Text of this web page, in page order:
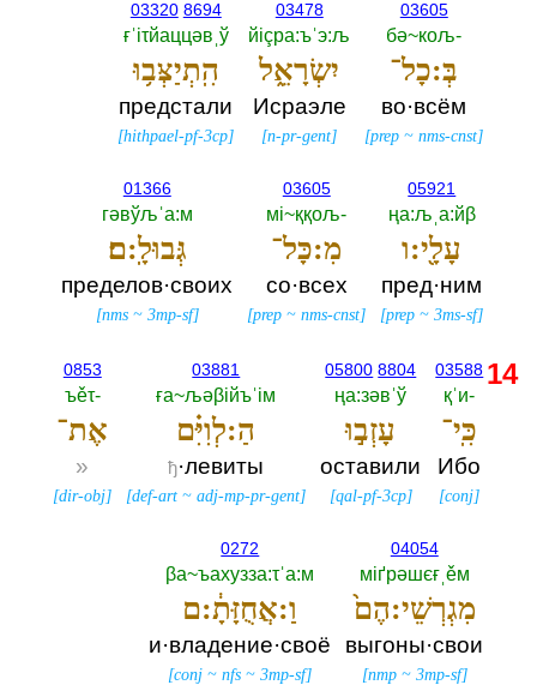
03605
бә~кољ-‎
בְּ:כָל־
во·всём
[prep ~nms-cnst]
03478
йiçра:ъˈэ:љ
יִשְׂרָאֵ֑ל
Исраэле
[n-pr-gent]
03320 8694
ғˈiτйаццәвˌў
הִֽתְיַצְּב֥וּ
предстали
[hithpael-pf-3cp]
05921
ңа:љˌа:йβ
עָלָ֖י:ו
пред·ним
[prep ~3ms-sf]
03605
мi~ққољ-‎
מִ:כָּל־
со·всех
[prep ~nms-cnst]
01366
гәвўљˈа:м
גְּבוּלָֽ:ם׃
пределов·своих
[nms~ 3mp-sf]
03588
қˈи-‎
כִּֽי־
Ибо
[conj]
05800 8804
ңа:зәвˈў
עָזְב֣וּ
оставили
[qal-pf-3cp]
03881
ға~љәβiйъˈiм
הַ:לְוִיִּ֗ם
ђ·левиты
[def-art ~adj-mp-pr-gent]
0853
ъěτ-‎
אֶת־
»
[dir-obj]
04054
мiґрәшєғˌěм
מִגְרְשֵׁי:הֶם֙
выгоны·свои
[nmp~ 3mp-sf]
0272
βа~ъахузза:τˈа:м
וַ:אֲחֻזָּתָ֔:ם
и·владение·своё
[conj ~nfs ~3mp-sf]
14